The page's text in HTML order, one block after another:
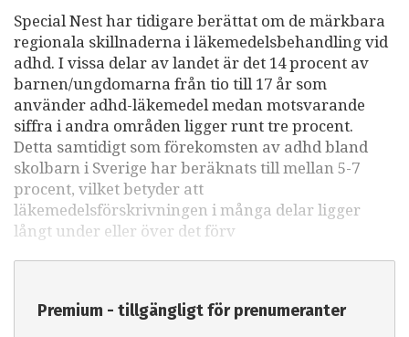
Special Nest har tidigare berättat om de märkbara
regionala skillnaderna i läkemedelsbehandling vid
adhd. I vissa delar av landet är det 14 procent av
barnen/ungdomarna från tio till 17 år som
använder adhd-läkemedel medan motsvarande
siffra i andra områden ligger runt tre procent.
Detta samtidigt som förekomsten av adhd bland
skolbarn i Sverige har beräknats till mellan 5-7
procent, vilket betyder att
läkemedelsförskrivningen i många delar ligger
långt under eller över det förv
Premium - tillgängligt för prenumeranter